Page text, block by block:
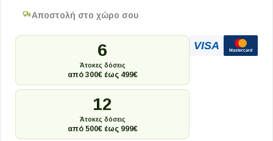
Αποστολή στο χώρο σου
6
Άτοκες δόσεις
από 300€ έως 499€
12
Άτοκες δόσεις
από 500€ έως 999€
VISA Mastercard